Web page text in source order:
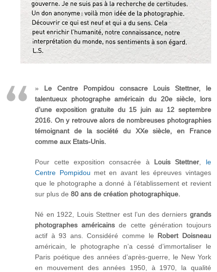
» Le Centre Pompidou consacre Louis Stettner, le
talentueux photographe américain du 20e siècle, lors
d’une exposition gratuite du 15 juin au 12 septembre
2016. On y retrouve alors de nombreuses photographies
témoignant de la société du XXe siècle, en France
comme aux Etats-Unis.
Pour cette exposition consacrée à Louis Stettner, le
Centre Pompidou met en avant les épreuves vintages
que le photographe a donné à l’établissement et revient
sur plus de80 ans de création photographique.
Né en 1922, Louis Stettner est l’un des derniers grands
photographes américains de cette génération toujours
actif à 93 ans. Considéré comme le Robert Doisneau
américain, le photographe n’a cessé d’immortaliser le
Paris poétique des années d’après-guerre, le New York
en mouvement des années 1950, à 1970, la qualité